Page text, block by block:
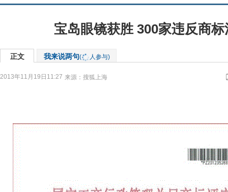
宝岛眼镜获胜 300家违反商
正文 我来说两句( 人参与)
2013年11月19日11:27 来源： 搜狐上海